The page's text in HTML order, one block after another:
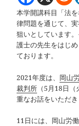
本学開講科目「法
律問題を通じて、
狙いとしています
護士の先生をはじ
ております。
2021年度は、 岡山
裁判所 （5月18日
重なお話をいただき
11日には、岡山労